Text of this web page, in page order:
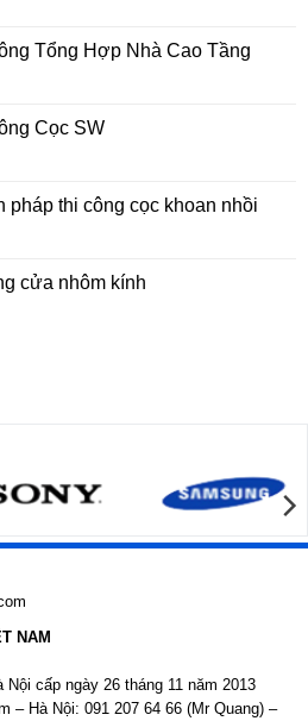
Tổng Hợp Nhà Cao Tầng
Cọc SW
pháp thi công cọc khoan nhồi
cửa nhôm kính
NAM
cấp ngày 26 tháng 11 năm 2013
– Hà Nội: 091 207 64 66 (Mr Quang) –